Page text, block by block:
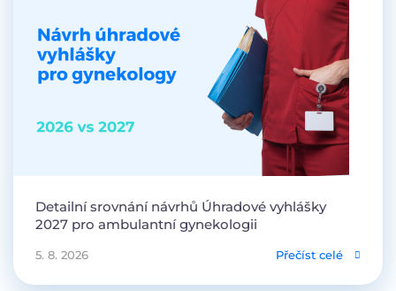
Detailní srovnání návrhů Úhradové vyhlášky
2027 pro ambulantní gynekologii
5. 8. 2026 Přečíst celé